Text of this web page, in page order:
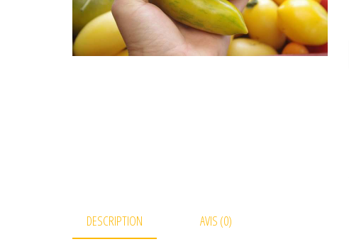
DESCRIPTION AVIS (0)